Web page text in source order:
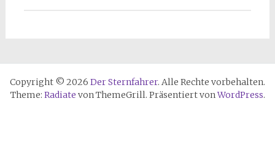
Copyright © 2026 Der Sternfahrer. Alle Rechte vorbehalten.
Theme: Radiate von ThemeGrill. Präsentiert vonWordPress.